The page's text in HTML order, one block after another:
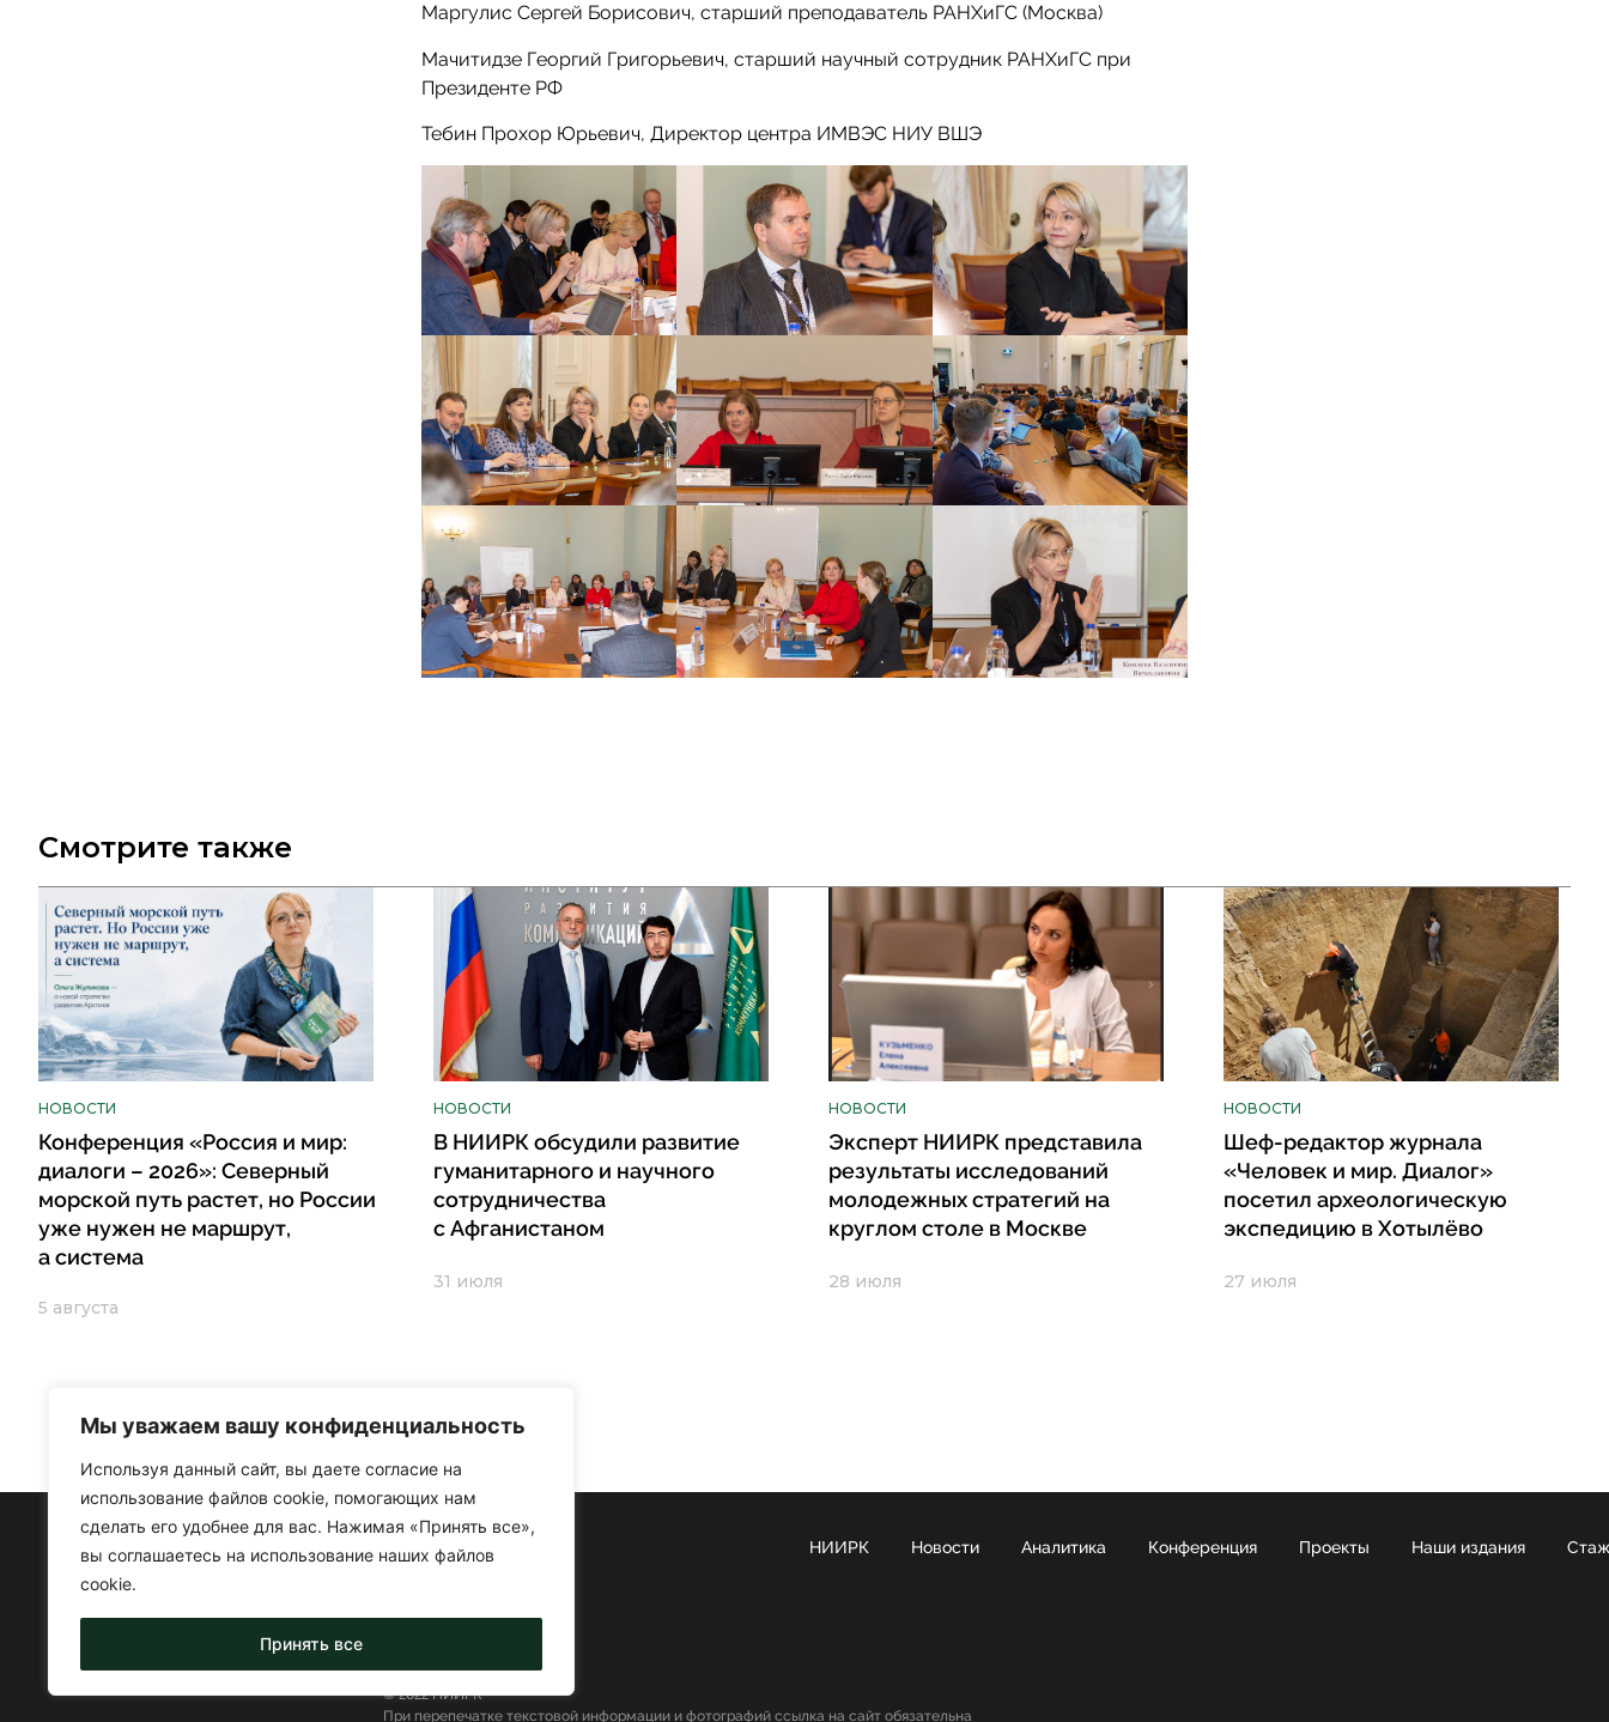
Мы уважаем вашу конфиденциальность
Используя данный сайт, вы даете согласие на
использование файлов cookie, помогающих нам
сделать его удобнее для вас. Нажимая «Принять все»,
вы соглашаетесь на использование наших файлов
cookie.
Принять все
Маргулис Сергей Борисович, старший преподаватель РАНХиГС (Москва)
Мачитидзе Георгий Григорьевич, старший научный сотрудник РАНХиГС при
Президенте РФ
Тебин Прохор Юрьевич, Директор центра ИМВЭС НИУ ВШЭ
Смотрите также
НОВОСТИ
Конференция «Россия и мир:
диалоги – 2026»: Северный
морской путь растет, но России
уже нужен не маршрут,
а система
5 августа
НОВОСТИ
В НИИРК обсудили развитие
гуманитарного и научного
сотрудничества
с Афганистаном
31 июля
НОВОСТИ
Эксперт НИИРК представила
результаты исследований
молодежных стратегий на
круглом столе в Москве
28 июля
НОВОСТИ
Шеф-редактор журнала
«Человек и мир. Диалог»
посетил археологическую
экспедицию в Хотылёво
27 июля
НИИРК Новости Аналитика Конференция Проекты Наши издания
© 2022 НИИРК
При перепечатке текстовой информации и фотографий ссылка на сайт обязательна